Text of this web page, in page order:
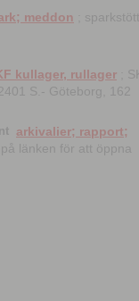
meddon ;
kullager, rullager ;
S.- Göteborg, 162
arkivalier; rapport;
på länken för att öppna